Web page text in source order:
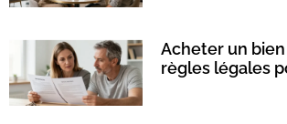
Acheter un
règles légales